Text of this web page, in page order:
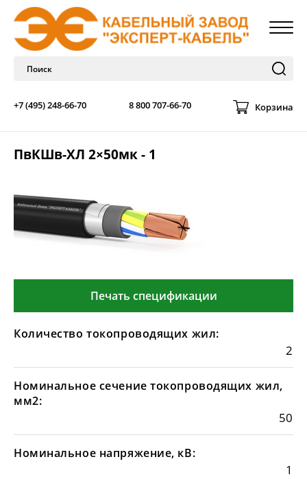
+7 (495) 248-66-70 8 800 707-66-70 Корзина
ПвКШв-ХЛ 2×50мк - 1
Печать спецификации
Количество токопроводящих жил:
2
Номинальное сечение токопроводящих жил,
мм2:
50
Номинальное напряжение, кВ:
1